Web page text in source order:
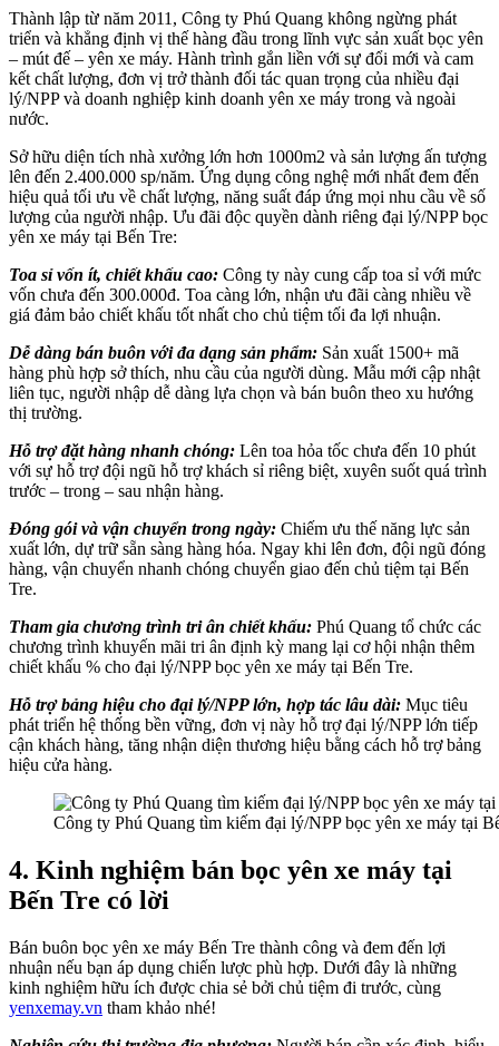
Thành lập từ năm 2011, Công ty Phú Quang không ngừng phát
triển và khẳng định vị thế hàng đầu trong lĩnh vực sản xuất bọc yên
– mút đế – yên xe máy. Hành trình gắn liền với sự đổi mới và cam
kết chất lượng, đơn vị trở thành đối tác quan trọng của nhiều đại
lý/NPP và doanh nghiệp kinh doanh yên xe máy trong và ngoài
nước.
Sở hữu diện tích nhà xưởng lớn hơn 1000m2 và sản lượng ấn tượng
lên đến 2.400.000 sp/năm. Ứng dụng công nghệ mới nhất đem đến
hiệu quả tối ưu về chất lượng, năng suất đáp ứng mọi nhu cầu về số
lượng của người nhập. Ưu đãi độc quyền dành riêng đại lý/NPP bọc
yên xe máy tại Bến Tre:
Toa sỉ vốn ít, chiết khấu cao: Công ty này cung cấp toa sỉ với mức
vốn chưa đến 300.000đ. Toa càng lớn, nhận ưu đãi càng nhiều về
giá đảm bảo chiết khấu tốt nhất cho chủ tiệm tối đa lợi nhuận.
Dễ dàng bán buôn với đa dạng sản phẩm: Sản xuất 1500+ mã
hàng phù hợp sở thích, nhu cầu của người dùng. Mẫu mới cập nhật
liên tục, người nhập dễ dàng lựa chọn và bán buôn theo xu hướng
thị trường.
Hỗ trợ đặt hàng nhanh chóng: Lên toa hỏa tốc chưa đến 10 phút
với sự hỗ trợ đội ngũ hỗ trợ khách sỉ riêng biệt, xuyên suốt quá trình
trước – trong – sau nhận hàng.
Đóng gói và vận chuyển trong ngày: Chiếm ưu thế năng lực sản
xuất lớn, dự trữ sẵn sàng hàng hóa. Ngay khi lên đơn, đội ngũ đóng
hàng, vận chuyển nhanh chóng chuyển giao đến chủ tiệm tại Bến
Tre.
Tham gia chương trình tri ân chiết khấu: Phú Quang tổ chức các
chương trình khuyến mãi tri ân định kỳ mang lại cơ hội nhận thêm
chiết khấu % cho đại lý/NPP bọc yên xe máy tại Bến Tre.
Hỗ trợ bảng hiệu cho đại lý/NPP lớn, hợp tác lâu dài: Mục tiêu
phát triển hệ thống bền vững, đơn vị này hỗ trợ đại lý/NPP lớn tiếp
cận khách hàng, tăng nhận diện thương hiệu bằng cách hỗ trợ bảng
hiệu cửa hàng.
Công ty Phú Quang tìm kiếm đại lý/NPP bọc yên xe máy tại
4. Kinh nghiệm bán bọc yên xe máy tại
Bến Tre có lời
Bán buôn bọc yên xe máy Bến Tre thành công và đem đến lợi
nhuận nếu bạn áp dụng chiến lược phù hợp. Dưới đây là những
kinh nghiệm hữu ích được chia sẻ bởi chủ tiệm đi trước, cùng
yenxemay.vn tham khảo nhé!